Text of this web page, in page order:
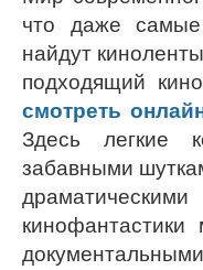
что даже самые
найдут
подходящий
смотреть
Здесь легкие
забавными